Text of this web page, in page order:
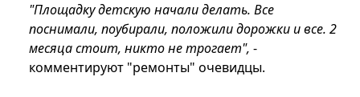
"Площадку детскую начали делать. Все
поснимали, поубирали, положили дорожки и все. 2
месяца стоит, никто не трогает", -
комментируют "ремонты" очевидцы.